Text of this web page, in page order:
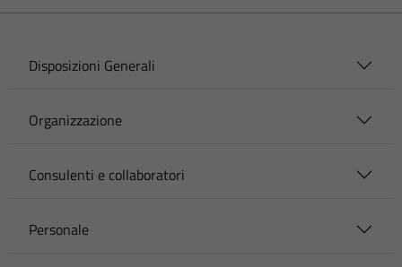
Disposizioni Generali
Organizzazione
Consulenti e collaboratori
Personale